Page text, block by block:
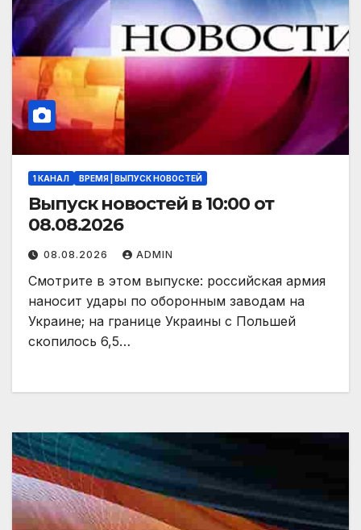
1 КАНАЛ ВРЕМЯ | ВЫПУСК НОВОСТЕЙ
Выпуск новостей в 10:00 от
08.08.2026
08.08.2026 ADMIN
Смотрите в этом выпуске: российская армия
наносит удары по оборонным заводам на
Украине; на границе Украины с Польшей
скопилось 6,5…